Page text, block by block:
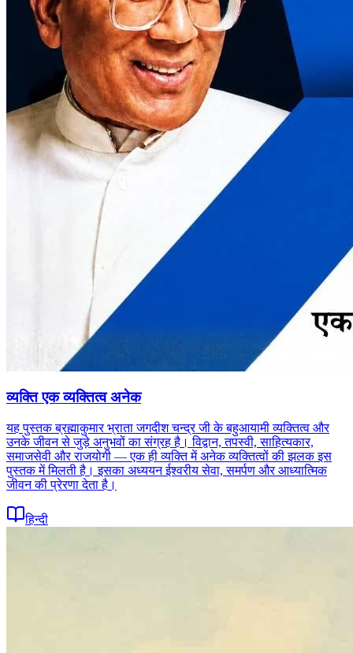
व्यक्ति एक व्यक्तित्व अनेक
यह पुस्तक ब्रह्माकुमार भ्राता जगदीश चन्द्र जी के बहुआयामी व्यक्तित्व और
उनके जीवन से जुड़े अनुभवों का संग्रह है। विद्वान, तपस्वी, साहित्यकार,
समाजसेवी और राजयोगी — एक ही व्यक्ति में अनेक व्यक्तित्वों की झलक इस
पुस्तक में मिलती है। इसका अध्ययन ईश्वरीय सेवा, समर्पण और आध्यात्मिक
जीवन की प्रेरणा देता है।
हिन्दी